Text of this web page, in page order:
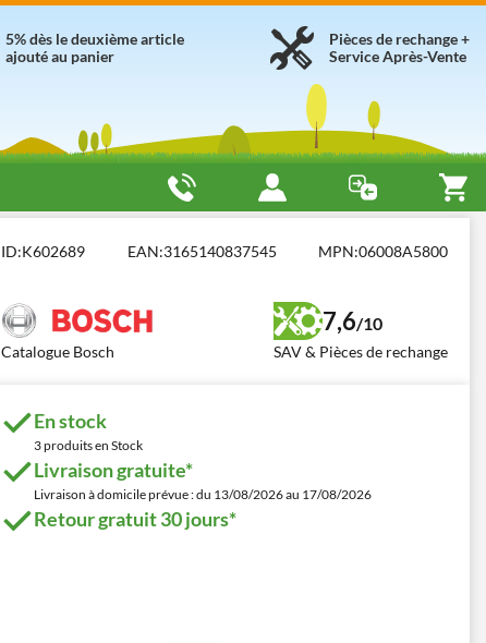
Pièces de rechange +
Service Après-Vente
5% dès le deuxième article
ajouté au panier
ID:K602689 EAN:3165140837545 MPN:06008A5800
Catalogue Bosch
7,6/10
SAV & Pièces de rechange
En stock
3 produits en Stock
Livraison gratuite*
Livraison à domicile prévue : du 13/08/2026 au 17/08/2026
Retour gratuit 30 jours*